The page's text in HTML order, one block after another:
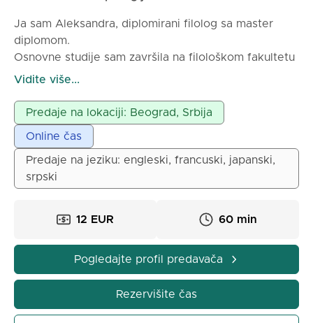
Ja sam Aleksandra, diplomirani filolog sa master
diplomom.
Osnovne studije sam završila na filološkom fakultetu
u Beogradu.
državnom fakultetu na francuskom jeziku. U Parizu
sam tokom studija držala privatne časove engleskog
francuzima.
Držim privatne časove stranih jezika i časove
srpskog od 2004 godine. Časovi su u Beogradu kod
mene na Vračaru gde živim, a takođe predajem
Vidite više...
Predaje na lokaciji: Beograd, Srbija
Online čas
Predaje na jeziku: engleski, francuski, japanski,
srpski
12 EUR 60 min
Pogledajte profil predavača
Rezervišite čas